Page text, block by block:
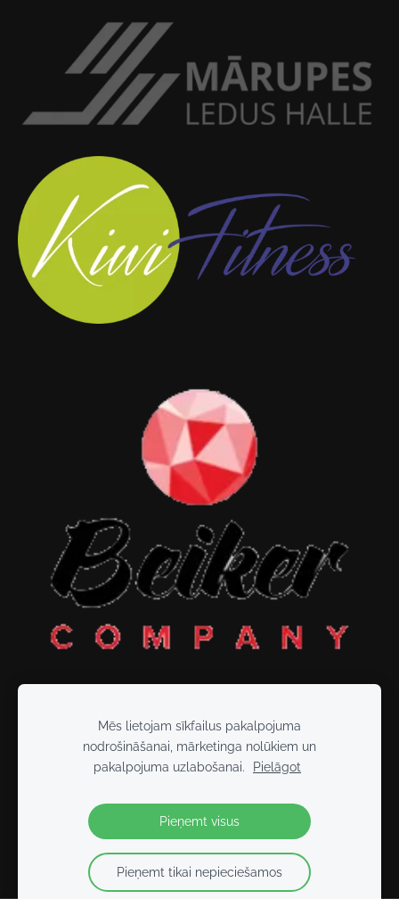
Sīkdatnes
2026 BEIKER FITNESS- Tikai kopā varam vairāk!
Mēs lietojam sīkfailus pakalpojuma
nodrošināšanai, mārketinga nolūkiem un
pakalpojuma uzlabošanai.
Pielāgot
Pieņemt visus
Pieņemt tikai nepieciešamos